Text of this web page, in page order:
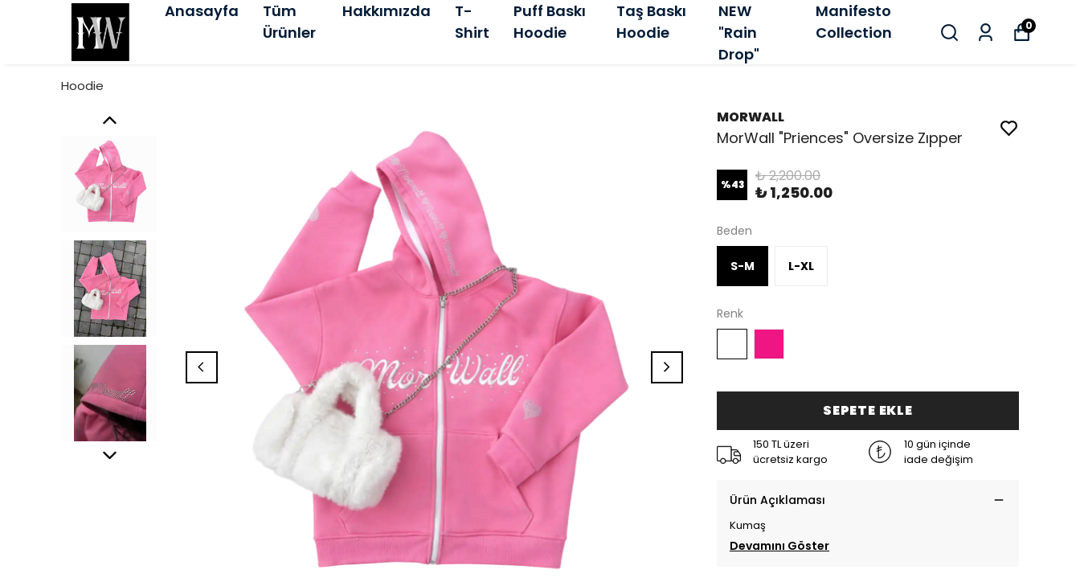
Anasayfa
Tüm
Ürünler
Hakkımızda
T-
Shirt
Puff Baskı
Hoodie
Taş Baskı
Hoodie
NEW
"Rain
Drop"
Manifesto
Collection
0
Hoodie
MORWALL
MorWall "Priences" Oversize Zıpper
%43 ₺ 2,200.00
₺ 1,250.00
Beden
S-M L-XL
Renk
SEPETE EKLE
150 TL üzeri
ücretsiz kargo
10 gün içinde
iade değişim
Ürün Açıklaması
Kumaş
Devamını Göster